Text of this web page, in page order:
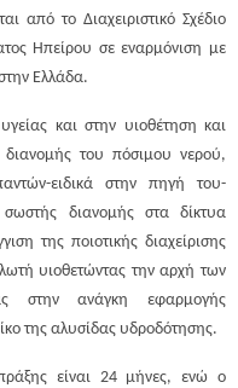
από το Διαχειριστικό Σχέδιο
Ηπείρου σε εναρμόνιση με
Ελλάδα.
και στην υιοθέτηση και
του πόσιμου νερού,
ειδικά στην πηγή του-
διανομής στα δίκτυα
της ποιοτικής διαχείρισης
υιοθετώντας την αρχή των
στην ανάγκη εφαρμογής
της αλυσίδας υδροδότησης.
είναι 24 μήνες, ενώ ο